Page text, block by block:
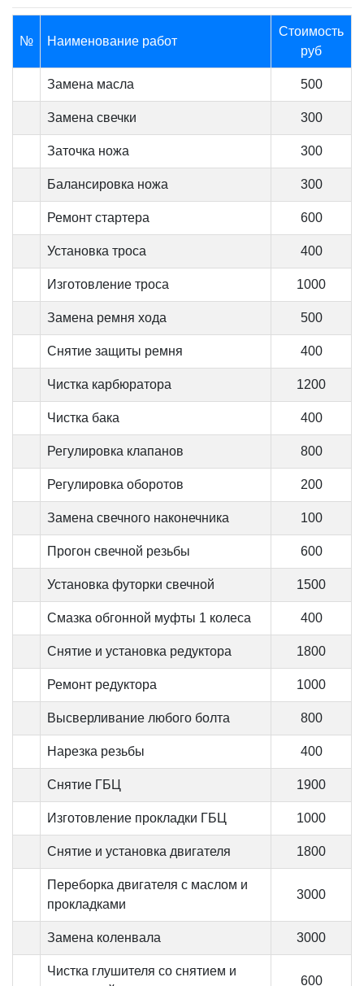
№ Наименование работ
Стоимость
руб
Замена масла 500
Замена свечки 300
Заточка ножа 300
Балансировка ножа 300
Ремонт стартера 600
Установка троса 400
Изготовление троса 1000
Замена ремня хода 500
Снятие защиты ремня 400
Чистка карбюратора 1200
Чистка бака 400
Регулировка клапанов 800
Регулировка оборотов 200
Замена свечного наконечника 100
Прогон свечной резьбы 600
Установка футорки свечной 1500
Смазка обгонной муфты 1 колеса 400
Снятие и установка редуктора 1800
Ремонт редуктора 1000
Высверливание любого болта 800
Нарезка резьбы 400
Снятие ГБЦ 1900
Изготовление прокладки ГБЦ 1000
Снятие и установка двигателя 1800
Переборка двигателя с маслом и
прокладками
3000
Замена коленвала 3000
Чистка глушителя со снятием и
600